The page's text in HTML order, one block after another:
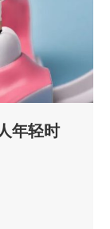
年轻时